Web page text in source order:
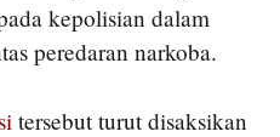
kepolisian dalam
peredaran narkoba.
tersebut turut disaksikan